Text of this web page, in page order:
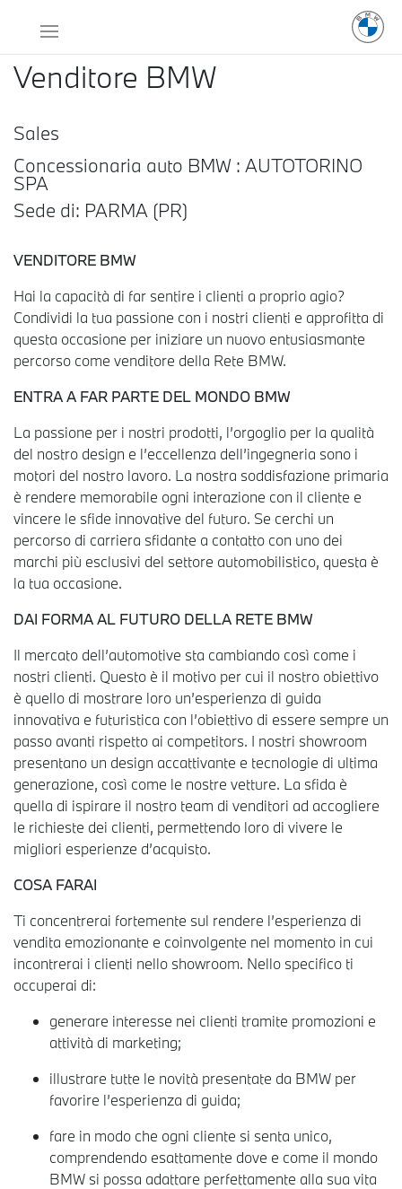
Venditore BMW
Sales
Concessionaria auto BMW : AUTOTORINO
SPA
Sede di: PARMA (PR)
VENDITORE BMW
Hai la capacità di far sentire i clienti a proprio agio?
Condividi la tua passione con i nostri clienti e approfitta di
questa occasione per iniziare un nuovo entusiasmante
percorso come venditore della Rete BMW.
ENTRA A FAR PARTE DEL MONDO BMW
La passione per i nostri prodotti, l’orgoglio per la qualità
del nostro design e l’eccellenza dell’ingegneria sono i
motori del nostro lavoro. La nostra soddisfazione primaria
è rendere memorabile ogni interazione con il cliente e
vincere le sfide innovative del futuro. Se cerchi un
percorso di carriera sfidante a contatto con uno dei
marchi più esclusivi del settore automobilistico, questa è
la tua occasione.
DAI FORMA AL FUTURO DELLA RETE BMW
Il mercato dell’automotive sta cambiando così come i
nostri clienti. Questo è il motivo per cui il nostro obiettivo
è quello di mostrare loro un’esperienza di guida
innovativa e futuristica con l’obiettivo di essere sempre un
passo avanti rispetto ai competitors. I nostri showroom
presentano un design accattivante e tecnologie di ultima
generazione, così come le nostre vetture. La sfida è
quella di ispirare il nostro team di venditori ad accogliere
le richieste dei clienti, permettendo loro di vivere le
migliori esperienze d’acquisto.
COSA FARAI
Ti concentrerai fortemente sul rendere l’esperienza di
vendita emozionante e coinvolgente nel momento in cui
incontrerai i clienti nello showroom. Nello specifico ti
occuperai di:
generare interesse nei clienti tramite promozioni e
attività di marketing;
illustrare tutte le novità presentate da BMW per
favorire l’esperienza di guida;
fare in modo che ogni cliente si senta unico,
comprendendo esattamente dove e come il mondo
BMW si possa adattare perfettamente alla sua vita